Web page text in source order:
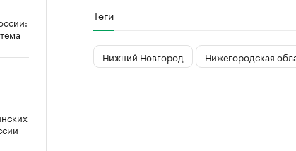
Теги
Нижний Новгород Нижегородская